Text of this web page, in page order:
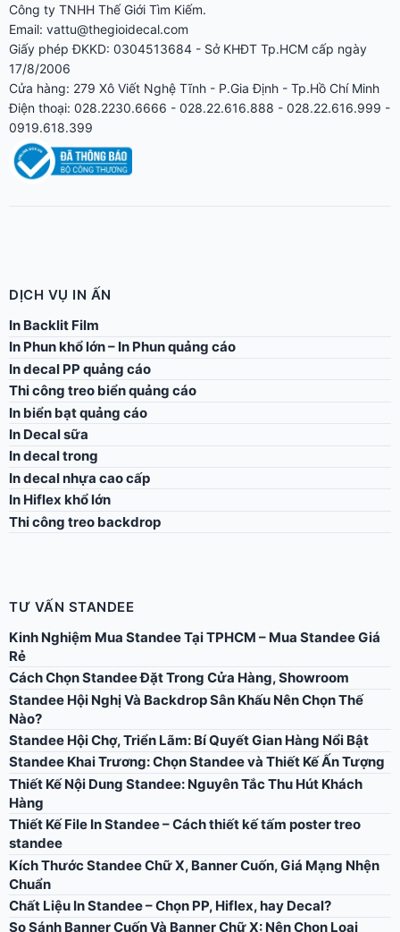
Công ty TNHH Thế Giới Tìm Kiếm.
Email: vattu@thegioidecal.com
Giấy phép ĐKKD: 0304513684 - Sở KHĐT Tp.HCM cấp ngày
17/8/2006
Cửa hàng: 279 Xô Viết Nghệ Tĩnh - P.Gia Định - Tp.Hồ Chí Minh
Điện thoại: 028.2230.6666 - 028.22.616.888 - 028.22.616.999 -
0919.618.399
DỊCH VỤ IN ẤN
In Backlit Film
In Phun khổ lớn – In Phun quảng cáo
In decal PP quảng cáo
Thi công treo biển quảng cáo
In biển bạt quảng cáo
In Decal sữa
In decal trong
In decal nhựa cao cấp
In Hiflex khổ lớn
Thi công treo backdrop
TƯ VẤN STANDEE
Kinh Nghiệm Mua Standee Tại TPHCM – Mua Standee Giá
Rẻ
Cách Chọn Standee Đặt Trong Cửa Hàng, Showroom
Standee Hội Nghị Và Backdrop Sân Khấu Nên Chọn Thế
Nào?
Standee Hội Chợ, Triển Lãm: Bí Quyết Gian Hàng Nổi Bật
Standee Khai Trương: Chọn Standee và Thiết Kế Ấn Tượng
Thiết Kế Nội Dung Standee: Nguyên Tắc Thu Hút Khách
Hàng
Thiết Kế File In Standee – Cách thiết kế tấm poster treo
standee
Kích Thước Standee Chữ X, Banner Cuốn, Giá Mạng Nhện
Chuẩn
Chất Liệu In Standee – Chọn PP, Hiflex, hay Decal?
So Sánh Banner Cuốn Và Banner Chữ X: Nên Chọn Loại